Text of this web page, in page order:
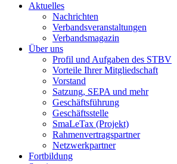
Aktuelles
Nachrichten
Verbandsveranstaltungen
Verbandsmagazin
Über uns
Profil und Aufgaben des STBV
Vorteile Ihrer Mitgliedschaft
Vorstand
Satzung, SEPA und mehr
Geschäftsführung
Geschäftsstelle
SmaLeTax (Projekt)
Rahmenvertragspartner
Netzwerkpartner
Fortbildung